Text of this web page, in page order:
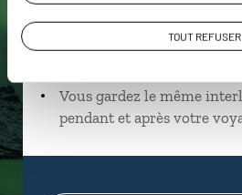
TOUT REFUSER
Échangez en face à face
connectés en agence, mais
Vous gardez le même
pendant et après votre